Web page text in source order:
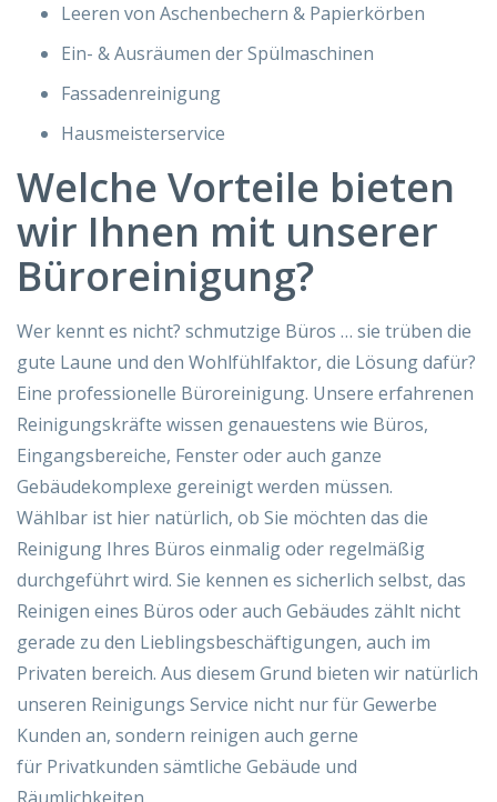
Leeren von Aschenbechern & Papierkörben
Ein- & Ausräumen der Spülmaschinen
Fassadenreinigung
Hausmeisterservice
Welche Vorteile bieten
wir Ihnen mit unserer
Büroreinigung?
Wer kennt es nicht? schmutzige Büros … sie trüben die
gute Laune und den Wohlfühlfaktor, die Lösung dafür?
Eine professionelle Büroreinigung. Unsere erfahrenen
Reinigungskräfte wissen genauestens wie Büros,
Eingangsbereiche, Fenster oder auch ganze
Gebäudekomplexe gereinigt werden müssen.
Wählbar ist hier natürlich, ob Sie möchten das die
Reinigung Ihres Büros einmalig oder regelmäßig
durchgeführt wird. Sie kennen es sicherlich selbst, das
Reinigen eines Büros oder auch Gebäudes zählt nicht
gerade zu den Lieblingsbeschäftigungen, auch im
Privaten bereich. Aus diesem Grund bieten wir natürlich
unseren Reinigungs Service nicht nur für Gewerbe
Kunden an, sondern reinigen auch gerne
für Privatkunden sämtliche Gebäude und